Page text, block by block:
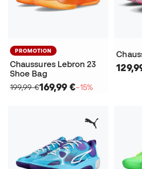
PROMOTION
Chaussures Lebron 23
Shoe Bag
199,99 €169,99 €−15%